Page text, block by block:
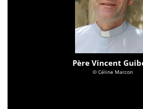
Père Vincent
© Céline Marcon